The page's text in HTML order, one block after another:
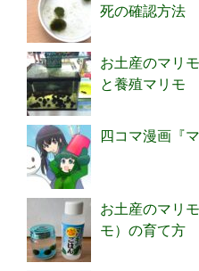
死の確認方法
お土産のマリ
と養殖マリモ
四コマ漫画『
お土産のマリ
モ）の育て方